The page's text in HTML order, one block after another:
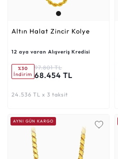
Altın Halat Zincir Kolye
12 aya varan Alışveriş Kredisi
%30
İndirim
97.801 TL
68.454 TL
24.536 TL x 3 taksit
AYNI GÜN KARGO